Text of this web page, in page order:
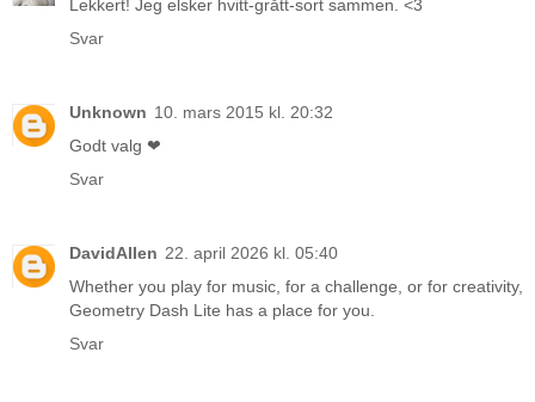
Lekkert! Jeg elsker hvitt-grått-sort sammen. <3
Svar
Unknown 10. mars 2015 kl. 20:32
Godt valg ❤
Svar
DavidAllen 22. april 2026 kl. 05:40
Whether you play for music, for a challenge, or for creativity,
Geometry Dash Lite has a place for you.
Svar